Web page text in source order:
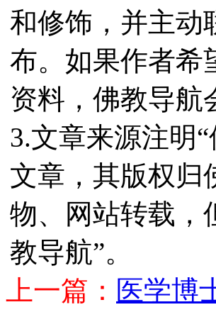
和修饰，并主动
布。如果作者希
资料，佛教导航
3.文章来源注明
文章，其版权归
物、网站转载，
教导航”。
上一篇： 医学博